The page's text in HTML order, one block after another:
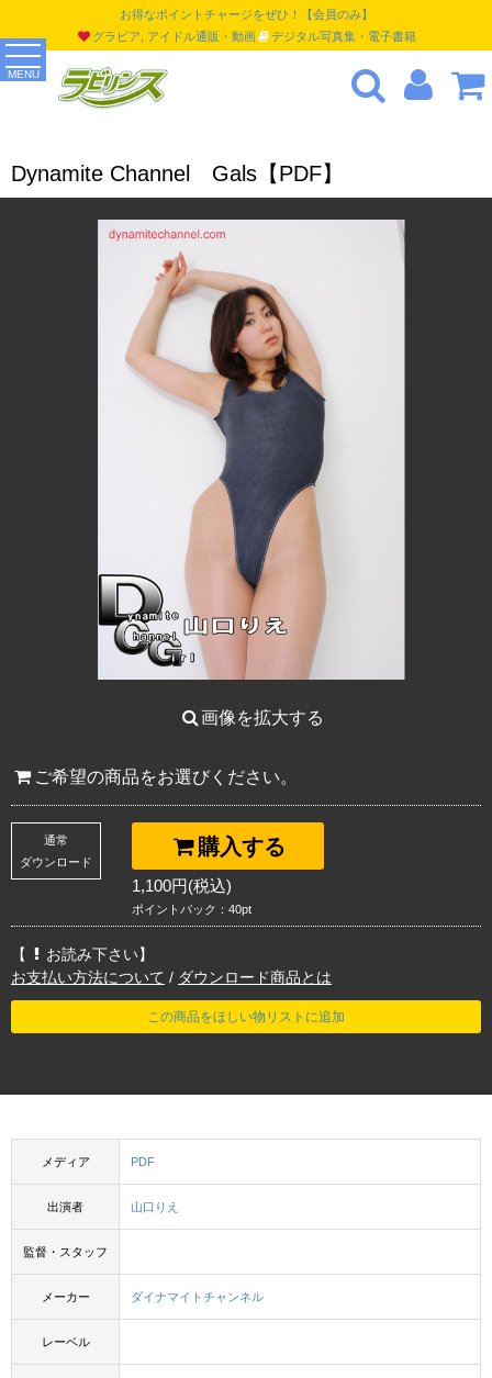
MENU
お得なポイントチャージをぜひ！【会員のみ】
グラビア, アイドル通販・動画
デジタル写真集・電子書籍
Dynamite Channel Gals【PDF】
画像を拡大する
ご希望の商品をお選びください。
購入する
通常
ダウンロード
1,100円(税込)
ポイントバック：40pt
【
お読み下さい】
お支払い方法について / ダウンロード商品とは
この商品をほしい物リストに追加
メディア PDF
出演者 山口りえ
監督・スタッフ
メーカー ダイナマイトチャンネル
レーベル